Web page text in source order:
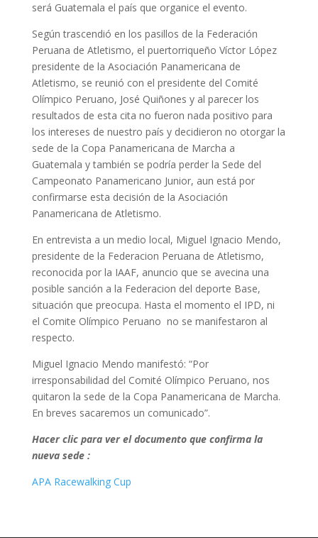
será Guatemala el país que organice el evento.
Según trascendió en los pasillos de la Federación
Peruana de Atletismo, el puertorriqueño Víctor López
presidente de la Asociación Panamericana de
Atletismo, se reunió con el presidente del Comité
Olímpico Peruano, José Quiñones y al parecer los
resultados de esta cita no fueron nada positivo para
los intereses de nuestro país y decidieron no otorgar la
sede de la Copa Panamericana de Marcha a
Guatemala y también se podría perder la Sede del
Campeonato Panamericano Junior, aun está por
confirmarse esta decisión de la Asociación
Panamericana de Atletismo.
En entrevista a un medio local, Miguel Ignacio Mendo,
presidente de la Federacion Peruana de Atletismo,
reconocida por la IAAF, anuncio que se avecina una
posible sanción a la Federacion del deporte Base,
situación que preocupa. Hasta el momento el IPD, ni
el Comite Olímpico Peruano no se manifestaron al
respecto.
Miguel Ignacio Mendo manifestó: “Por
irresponsabilidad del Comité Olímpico Peruano, nos
quitaron la sede de la Copa Panamericana de Marcha.
En breves sacaremos un comunicado”.
Hacer clic para ver el documento que confirma la
nueva sede :
APA Racewalking Cup